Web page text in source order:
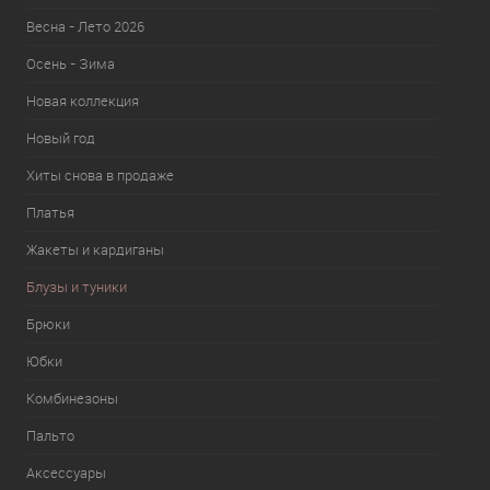
Весна - Лето 2026
Осень - Зима
Новая коллекция
Новый год
Хиты снова в продаже
Платья
Жакеты и кардиганы
Блузы и туники
Брюки
Юбки
Комбинезоны
Пальто
Аксессуары